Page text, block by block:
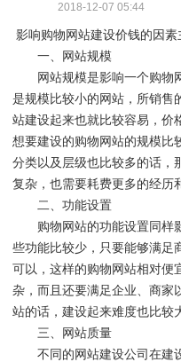
2018-12-07 05:44
影响购物网站建设价钱的因素
一、网站规模
网站规模是影响一个购物
是规模比较小的网站，所销售
站建设起来也就比较容易，价
想要建设的购物网站的规模比
分类以及层级也比较多的话，
复杂，也需要耗费更多的经历
二、功能设置
购物网站的功能设置同样
些功能比较少，只要能够满足
可以，这样的购物网站相对便
杂，而且还要满足企业、商家
站的话，建设起来难度也比较
三、网站质量
不同的网站建设公司在建